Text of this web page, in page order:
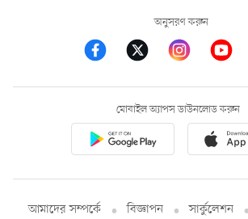
অনুসরণ করুন
মোবাইল অ্যাপস ডাউনলোড করুন
আমাদের সম্পর্কে বিজ্ঞাপন সার্কুলেশন